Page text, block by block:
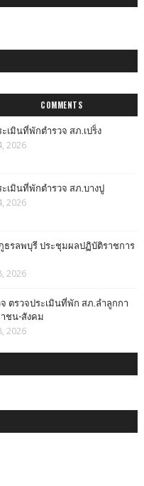
COMMENTS
เมินที่พักตำรวจ สภ.เปร็ง
2026
เมินที่พักตำรวจ สภ.บางปู
2026
ธรลพบุรี ประชุมผลปฏิบัติราชการ
2026
ตรวจประเมินที่พัก สภ.ลำลูกกา
ชน-สังคม
2026